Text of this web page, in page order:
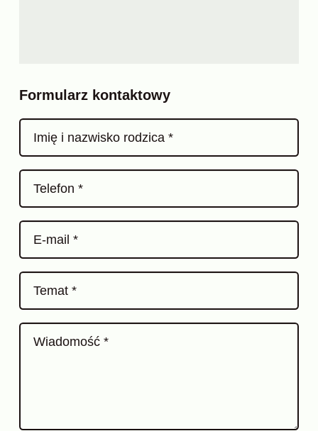
Formularz kontaktowy
Imię i nazwisko rodzica *
Telefon *
E-mail *
Temat *
Wiadomość *